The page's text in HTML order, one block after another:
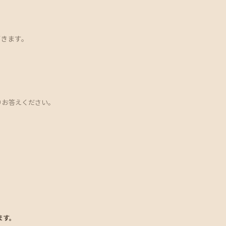
ます。
答えください。
。